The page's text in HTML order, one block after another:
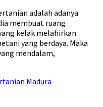
adalah adanya
membuat ruang
kelak melahirkan
yang berdaya. Maka
mendalam,
Madura